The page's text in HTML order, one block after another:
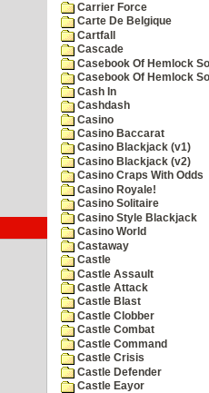
Carrier Force
Carte De Belgique
Cartfall
Cascade
Casebook Of Hemlock
Casebook Of Hemlock
Cash In
Cashdash
Casino
Casino Baccarat
Casino Blackjack (v1)
Casino Blackjack (v2)
Casino Craps With Odds
Casino Royale!
Casino Solitaire
Casino Style Blackjack
Casino World
Castaway
Castle
Castle Assault
Castle Attack
Castle Blast
Castle Clobber
Castle Combat
Castle Command
Castle Crisis
Castle Defender
Castle Eayor